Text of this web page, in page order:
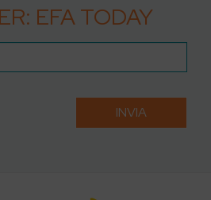
EFA TODAY